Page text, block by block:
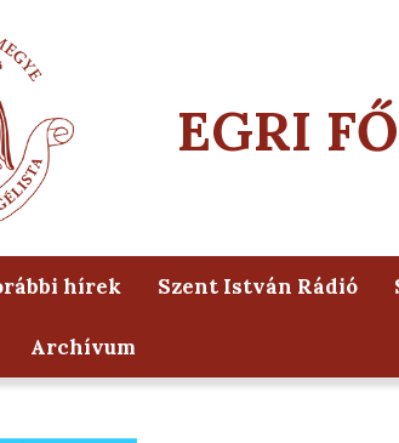
EGRI
hírek Szent István Rádió
Archívum